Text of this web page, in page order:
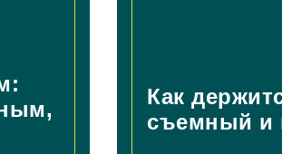
Как
съемный и